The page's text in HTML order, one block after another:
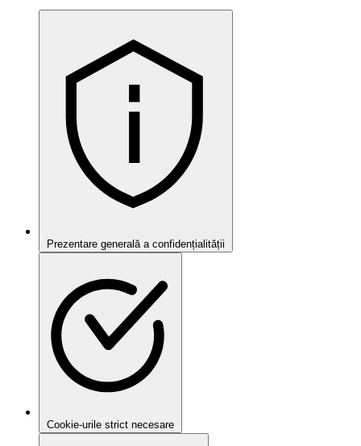
Prezentare generală a confidențialității
Cookie-urile strict necesare